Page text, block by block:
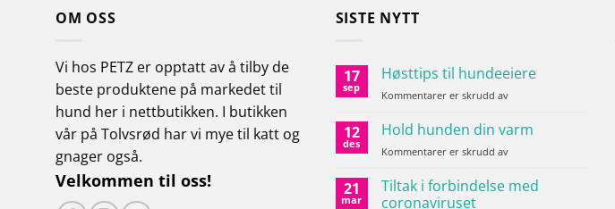
OM OSS
Vi hos PETZ er opptatt av å tilby de
beste produktene på markedet til
hund her i nettbutikken. I butikken
vår på Tolvsrød har vi mye til katt og
gnager også.
Velkommen til oss!
SISTE NYTT
17
sep
Høsttips til hundeeiere
Kommentarer er skrudd avfor
til
12
des
Hold hunden din varm
Kommentarer er skrudd avfor
hunden
21
mar
Tiltak i forbindelse med
coronaviruset